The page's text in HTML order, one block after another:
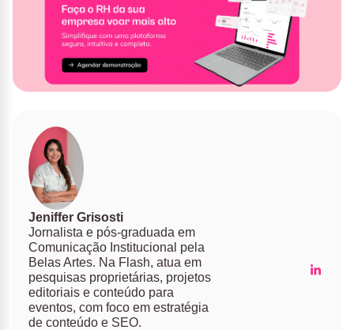
Jeniffer Grisosti
Jornalista e pós-graduada em
Comunicação Institucional pela
Belas Artes. Na Flash, atua em
pesquisas proprietárias, projetos
editoriais e conteúdo para
eventos, com foco em estratégia
de conteúdo e SEO.